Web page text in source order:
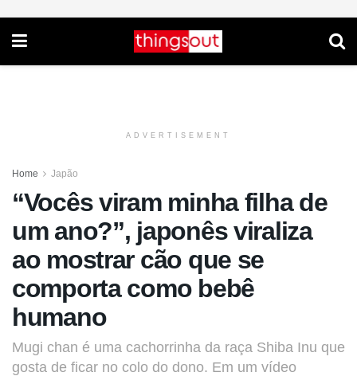
ADVERTISEMENT
Home Japão
“Vocês viram minha filha de
um ano?”, japonês viraliza
ao mostrar cão que se
comporta como bebê
humano
Mugi chan é uma cachorrinha da raça Shiba Inu que
gosta de ficar no colo do dono. Em um vídeo